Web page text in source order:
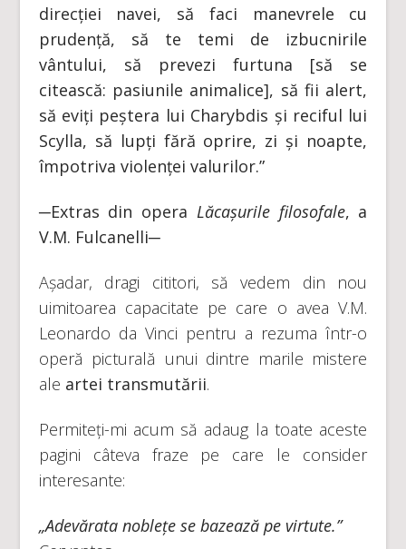
direcției navei, să faci manevrele cu
prudență, să te temi de izbucnirile
vântului, să prevezi furtuna [să se
citească: pasiunile animalice], să fii alert,
să eviți peștera lui Charybdis și reciful lui
Scylla, să lupți fără oprire, zi și noapte,
împotriva violenței valurilor.”
─Extras din opera Lăcașurile filosofale, a
V.M. Fulcanelli─
Așadar, dragi cititori, să vedem din nou
uimitoarea capacitate pe care o avea V.M.
Leonardo da Vinci pentru a rezuma într-o
operă picturală unui dintre marile mistere
ale artei transmutării.
Permiteți-mi acum să adaug la toate aceste
pagini câteva fraze pe care le consider
interesante:
„Adevărata noblețe se bazează pe virtute.”